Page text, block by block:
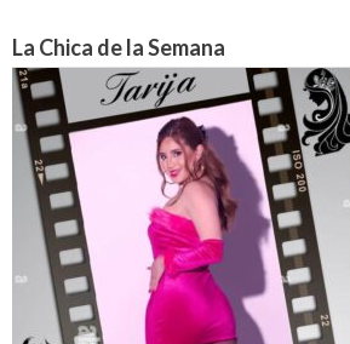
La Chica de la Semana